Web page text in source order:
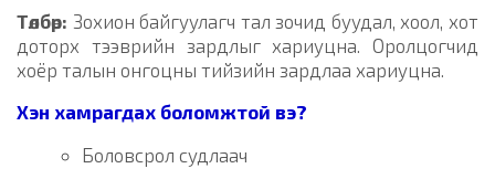
Төлбөр: Зохион байгуулагч тал зочид буудал, хоол, хот
доторх тээврийн зардлыг хариуцна. Оролцогчид
хоёр талын онгоцны тийзийн зардлаа хариуцна.
Хэн хамрагдах боломжтой вэ?
Боловсрол судлаач